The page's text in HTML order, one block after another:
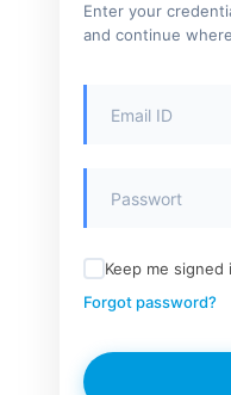
Enter your
and continue
Keep me signed
Forgot password?